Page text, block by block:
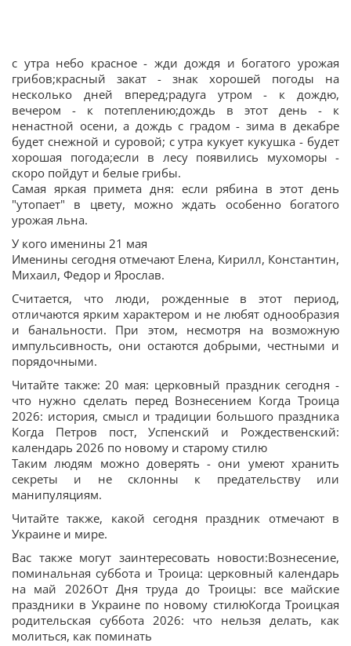
с утра небо красное - жди дождя и богатого урожая
грибов;красный закат - знак хорошей погоды на
несколько дней вперед;радуга утром - к дождю,
вечером - к потеплению;дождь в этот день - к
ненастной осени, а дождь с градом - зима в декабре
будет снежной и суровой; с утра кукует кукушка - будет
хорошая погода;если в лесу появились мухоморы -
скоро пойдут и белые грибы.
Самая яркая примета дня: если рябина в этот день
"утопает" в цвету, можно ждать особенно богатого
урожая льна.
У кого именины 21 мая
Именины сегодня отмечают Елена, Кирилл, Константин,
Михаил, Федор и Ярослав.
Считается, что люди, рожденные в этот период,
отличаются ярким характером и не любят однообразия
и банальности. При этом, несмотря на возможную
импульсивность, они остаются добрыми, честными и
порядочными.
Читайте также: 20 мая: церковный праздник сегодня -
что нужно сделать перед Вознесением Когда Троица
2026: история, смысл и традиции большого праздника
Когда Петров пост, Успенский и Рождественский:
календарь 2026 по новому и старому стилю
Таким людям можно доверять - они умеют хранить
секреты и не склонны к предательству или
манипуляциям.
Читайте также, какой сегодня праздник отмечают в
Украине и мире.
Вас также могут заинтересовать новости:Вознесение,
поминальная суббота и Троица: церковный календарь
на май 2026От Дня труда до Троицы: все майские
праздники в Украине по новому стилюКогда Троицкая
родительская суббота 2026: что нельзя делать, как
молиться, как поминать